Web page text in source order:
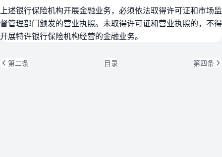
上述银行保险机构开展金融业务，必须依法取得许可证和市场监
督管理部门颁发的营业执照。未取得许可证和营业执照的，不得
开展特许银行保险机构经营的金融业务。
第二条 目录 第四条